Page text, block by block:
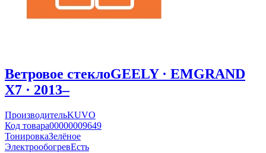
Ветровое стеклоGEELY · EMGRAND
X7 · 2013–
ПроизводительKUVO
Код товара00000009649
ТонировкаЗелёное
ЭлектрообогревЕсть